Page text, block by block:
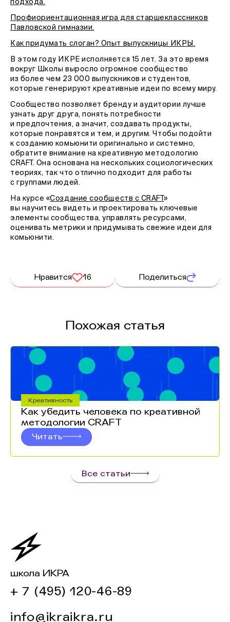
подхода.
Профиориентационная игра для старшеклассников
Павловской гимназии.
Как придумать слоган? Опыт выпускницы ИКРЫ.
В этом году ИКРЕ исполняется 15 лет. За это время
вокруг Школы выросло огромное сообщество
из более чем 23 000 выпускников и студентов,
которые генерируют креативные идеи по всему миру.
Сообщество позволяет бренду и аудитории лучше
узнать друг друга, понять потребности
и предпочтения, а значит, создавать продукты,
которые понравятся и тем, и другим. Чтобы подойти
к созданию комьюнити оригинально и системно,
обратите внимание на креативную методологию
CRAFT. Она основана на нескольких социологических
теориях, так что отлично подходит для работы
с группами людей.
На курсе «Создание сообществ с CRAFT»
вы научитесь видеть и проектировать ключевые
элементы сообщества, управлять ресурсами,
оценивать метрики и придумывать свежие идеи для
комьюнити.
Нравится 16 Поделиться
Похожая статья
Креативность
Как убедить человека по креативной
методологии CRAFT
Читать
Все статьи
школа ИКРА
+ 7 (495) 120-46-89
info@ikraikra.ru